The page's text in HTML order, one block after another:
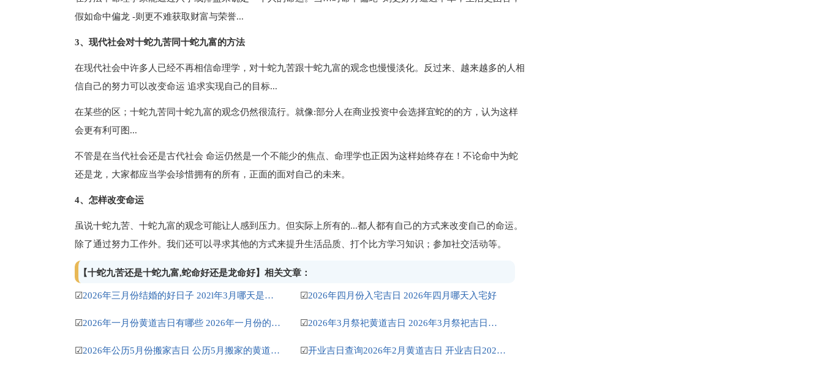
假如命中偏龙 -则更不难获取财富与荣誉...
3、现代社会对十蛇九苦同十蛇九富的方法
在现代社会中许多人已经不再相信命理学，对十蛇九苦跟十蛇九富的观念也慢慢淡化。反过来、越来越多的人相
信自己的努力可以改变命运 追求实现自己的目标...
在某些的区；十蛇九苦同十蛇九富的观念仍然很流行。就像:部分人在商业投资中会选择宜蛇的的方，认为这样
会更有利可图...
不管是在当代社会还是古代社会 命运仍然是一个不能少的焦点、命理学也正因为这样始终存在！不论命中为蛇
还是龙，大家都应当学会珍惜拥有的所有，正面的面对自己的未来。
4、怎样改变命运
虽说十蛇九苦、十蛇九富的观念可能让人感到压力。但实际上所有的...都人都有自己的方式来改变自己的命运。
除了通过努力工作外。我们还可以寻求其他的方式来提升生活品质、打个比方学习知识；参加社交活动等。
【十蛇九苦还是十蛇九富,蛇命好还是龙命好】相关文章：
☑ 2026年三月份结婚的好日子 202l年3月哪天是结婚的好日子 ☑2026年四月份入宅吉日 2026年四月哪天入宅好
☑ 2026年一月份黄道吉日有哪些 2026年一月份的黄道吉日有哪几天 ☑ 2026年3月祭祀黄道吉日 2026年3月祭祀吉日查询表
☑ 2026年公历5月份搬家吉日 公历5月搬家的黄道吉日 ☑ 开业吉日查询2026年2月黄道吉日 开业吉日2026年2月